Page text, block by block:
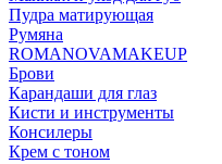
Пудра матирующая
Румяна
ROMANOVAMAKEUP
Брови
Карандаши для глаз
Кисти и инструменты
Консилеры
Крем с тоном